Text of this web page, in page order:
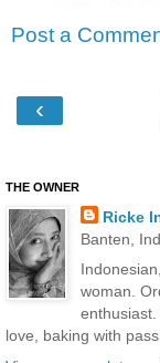
Post a
‹
THE OWNER
Ricke
Banten,
woman.
love, baking with